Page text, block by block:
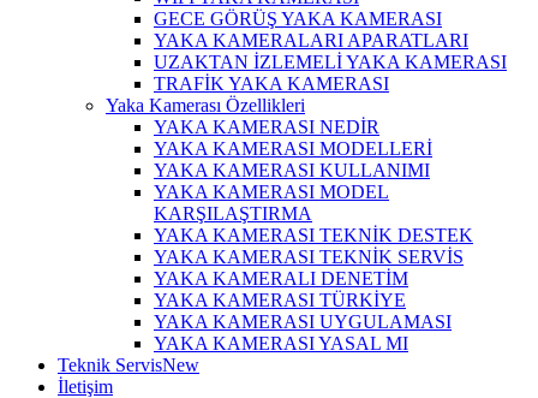
GECE GÖRÜŞ YAKA KAMERASI
YAKA KAMERALARI APARATLARI
UZAKTAN İZLEMELİ YAKA KAMERASI
TRAFİK YAKA KAMERASI
Yaka Kamerası Özellikleri
YAKA KAMERASI NEDİR
YAKA KAMERASI MODELLERİ
YAKA KAMERASI KULLANIMI
YAKA KAMERASI MODEL
KARŞILAŞTIRMA
YAKA KAMERASI TEKNİK DESTEK
YAKA KAMERASI TEKNİK SERVİS
YAKA KAMERALI DENETİM
YAKA KAMERASI TÜRKİYE
YAKA KAMERASI UYGULAMASI
YAKA KAMERASI YASAL MI
Teknik ServisNew
İletişim